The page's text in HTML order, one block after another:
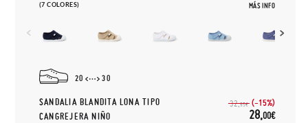
(7 COLORES) MÁS INFO
20 30
SANDALIA BLANDITA LONA TIPO
CANGREJERA NIÑO
32,95€ (-15%)
28,00€